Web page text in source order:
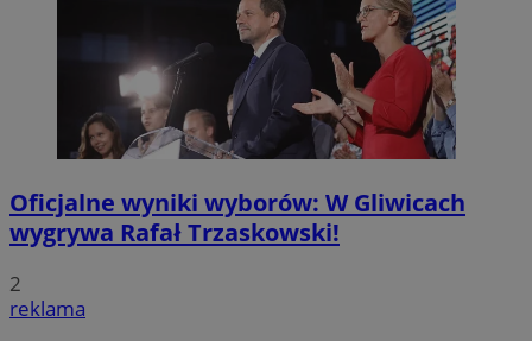
Oficjalne wyniki wyborów: W Gliwicach
wygrywa Rafał Trzaskowski!
2
reklama